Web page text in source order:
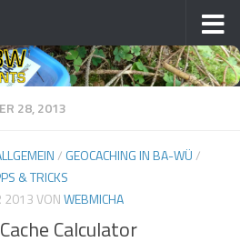
28, 2013
/ GEOCACHING IN BA-WÜ/
& TRICKS
2013VONWEBMICHA
Calculator